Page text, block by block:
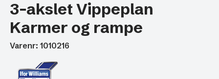
3-akslet Vippeplan
Karmer og rampe
Varenr: 1010216